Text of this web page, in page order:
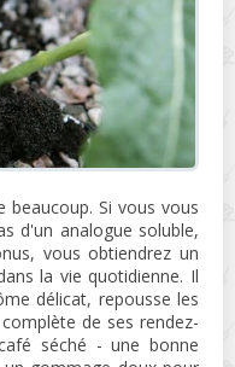
Si vous vous
d'un analogue soluble,
vous obtiendrez un
la vie quotidienne. Il
délicat, repousse les
de ses rendez-
séché - une bonne